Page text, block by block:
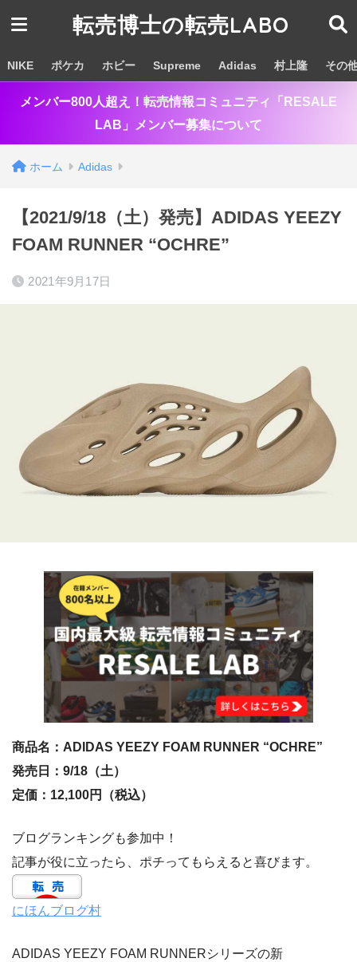
転売博士の転売LABO
NIKE ポケカ ホビー Supreme Adidas 村上隆 その
メンバー800人超え！転売情報コミュニティ「RESALE
LAB」メンバー募集について
ホーム Adidas
【2021/9/18（土）発売】ADIDAS YEEZY
FOAM RUNNER “OCHRE”
2021年9月17日
商品名：ADIDAS YEEZY FOAM RUNNER “OCHRE”
発売日：9/18（土）
定価：12,100円（税込）
ブログランキングも参加中！
記事が役に立ったら、ポチってもらえると喜びます。
にほんブログ村
ADIDAS YEEZY FOAM RUNNERシリーズの新